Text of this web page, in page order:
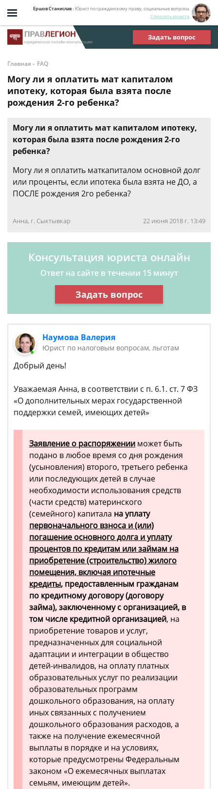
Ершов Станислав- Юрист по гражданскому праву, социальные вопросы
Спросить юриста
Задать вопрос
Главная - FAQ
Могу ли я оплатить мат капиталом
ипотеку, которая была взята после
рождения 2-го ребенка?
Могу ли я оплатить мат капиталом ипотеку,
которая была взята после рождения 2-го
ребенка?
Могу ли я оплатить маткапиталом основной долг
или проценты, если ипотека была взята не ДО, а
ПОСЛЕ рождения 2го ребенка?
Анна, г. Сыктывкар 22 июня 2018 г. 13:49
Консультация юриста онлайн
Ответ на сайте в течении 15 минут
Задать вопрос
Наумова Валерия
Юрист по налоговым вопросам, льготам
Добрый день!
Уважаемая Анна, в соответствии с п. 6.1. ст. 7 ФЗ
«О дополнительных мерах государственной
поддержки семей, имеющих детей»
Заявление о распоряжении может быть
подано в любое время со дня рождения
(усыновления) второго, третьего ребенка
или последующих детей в случае
необходимости использования средств
(части средств) материнского
(семейного) капитала на уплату
первоначального взноса и (или)
погашение основного долга и уплату
процентов по кредитам или займам на
приобретение (строительство) жилого
помещения, включая ипотечные
кредиты, предоставленным гражданам
по кредитному договору (договору
займа), заключенному с организацией, в
том числе кредитной организацией, на
приобретение товаров и услуг,
предназначенных для социальной
адаптации и интеграции в общество
детей-инвалидов, на оплату платных
образовательных услуг по реализации
образовательных программ
дошкольного образования, на оплату
иных связанных с получением
дошкольного образования расходов, а
также на получение ежемесячной
выплаты в порядке и на условиях,
которые предусмотрены Федеральным
законом «О ежемесячных выплатах
семьям, имеющим детей».